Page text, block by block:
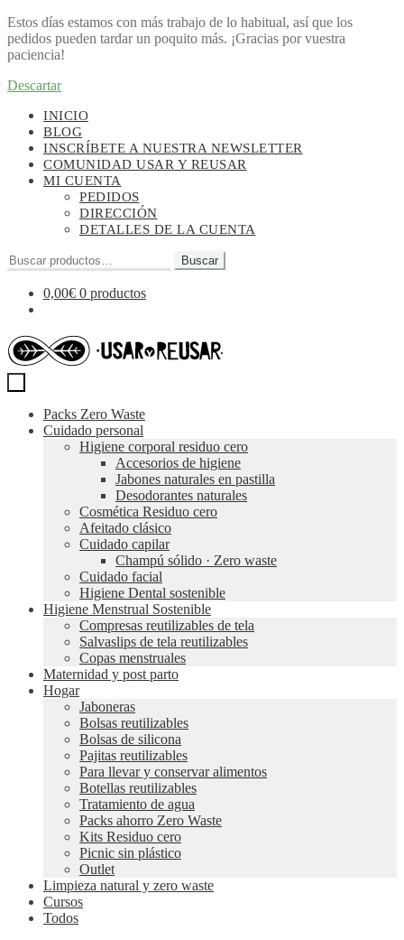
Estos días estamos con más trabajo de lo habitual, así que los
pedidos pueden tardar un poquito más. ¡Gracias por vuestra
paciencia!
Descartar
navegación
contenido
INICIO
BLOG
INSCRÍBETE A NUESTRA NEWSLETTER
COMUNIDAD USAR Y REUSAR
MI CUENTA
PEDIDOS
DIRECCIÓN
DETALLES DE LA CUENTA
Buscar
por:
Buscar
0,00€ 0 productos
Packs Zero Waste
Cuidado personal
Higiene corporal residuo cero
Accesorios de higiene
Jabones naturales en pastilla
Desodorantes naturales
Cosmética Residuo cero
Afeitado clásico
Cuidado capilar
Champú sólido · Zero waste
Cuidado facial
Higiene Dental sostenible
Higiene Menstrual Sostenible
Compresas reutilizables de tela
Salvaslips de tela reutilizables
Copas menstruales
Maternidad y post parto
Hogar
Jaboneras
Bolsas reutilizables
Bolsas de silicona
Pajitas reutilizables
Para llevar y conservar alimentos
Botellas reutilizables
Tratamiento de agua
Packs ahorro Zero Waste
Kits Residuo cero
Picnic sin plástico
Outlet
Limpieza natural y zero waste
Cursos
Todos